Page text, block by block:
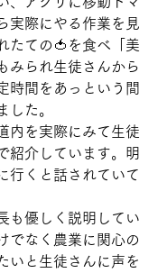
実際にやる作業を見
たての🍅を食べ「美
みられ生徒さんから
時間をあっという間
した。
内を実際にみて生徒
紹介しています。明
行くと話されていて
も優しく説明してい
でなく農業に関心の
いと生徒さんに声を